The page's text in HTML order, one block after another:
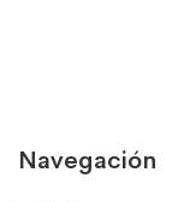
Navegación